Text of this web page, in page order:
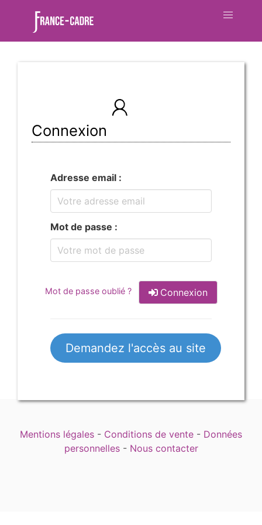
Connexion
Adresse email :
Mot de passe :
Mot de passe oublié ? Connexion
Demandez l'accès au site
Mentions légales - Conditions de vente - Données
personnelles- Nous contacter